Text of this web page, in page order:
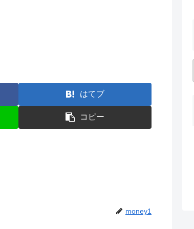
はてブ
コピー
money1